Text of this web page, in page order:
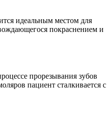
идеальным местом для
покраснением и
прорезывания зубов
пациент сталкивается с